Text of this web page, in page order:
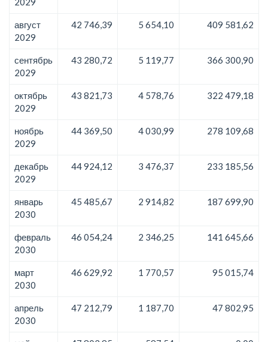
август
2029
42 746,39 5 654,10 409 581,62
сентябрь
2029
43 280,72 5 119,77 366 300,90
октябрь
2029
43 821,73 4 578,76 322 479,18
ноябрь
2029
44 369,50 4 030,99 278 109,68
декабрь
2029
44 924,12 3 476,37 233 185,56
январь
2030
45 485,67 2 914,82 187 699,90
февраль
2030
46 054,24 2 346,25 141 645,66
март
2030
46 629,92 1 770,57 95 015,74
апрель
2030
47 212,79 1 187,70 47 802,95